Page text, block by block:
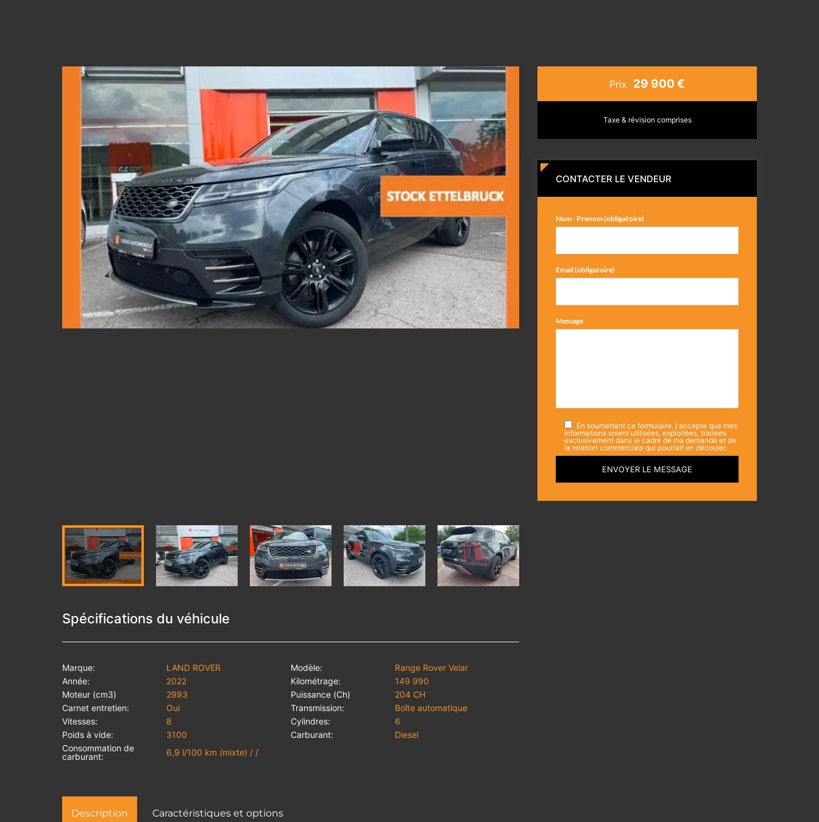
Spécifications du véhicule
Marque: LAND ROVER Modèle:
Range Rover Velar
Année:
2022 Kilométrage:
149 990
Moteur (cm3)
2993 Puissance (Ch)
204 CH
Carnet entretien:
Oui Transmission:
Boîte automatique
Vitesses:
8 Cylindres:
6
Poids à vide:
3100 Carburant:
Diesel
Consommation de
carburant:
6,9 l/100 km (mixte) / /
Description Caractéristiques et options
Prix 29 900 €
Taxe & révision comprises
CONTACTER LE VENDEUR
Nom - Prenom (obligatoire)
Email (obligatoire)
Message
En soumettant ce formulaire, j'accepte que mes
informations soient utilisées, exploitées, traitées
exclusivement dans le cadre de ma demande et de
la relation commerciale qui pourrait en découler.
ENVOYER LE MESSAGE